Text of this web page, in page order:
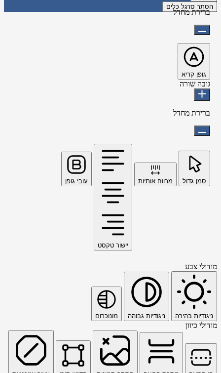
הסתר סרגל כלים
ברירת מחדל
גופן קריא
גובה שורה
ברירת מחדל
סמן גדול מרווח אותיות
יישור טקסט
עובי גופן
מודולי צבע
ניגודיות בהירה ניגודיות גבוהה מונוכרום
מודולי כיוון